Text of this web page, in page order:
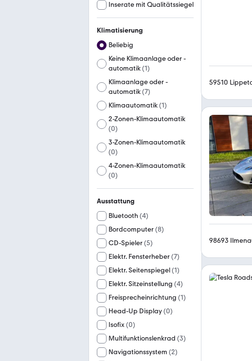
Inserate mit Qualitätssiegel
Klimatisierung
Beliebig
Keine Klimaanlage oder -
automatik(1)
Klimaanlage oder -
automatik(7)
Klimaautomatik(1)
2-Zonen-Klimaautomatik
(0)
3-Zonen-Klimaautomatik
(0)
4-Zonen-Klimaautomatik
(0)
Ausstattung
Bluetooth (4)
Bordcomputer(8)
CD-Spieler(5)
Elektr. Fensterheber(7)
Elektr. Seitenspiegel(1)
Elektr. Sitzeinstellung (4)
Freisprecheinrichtung (1)
Head-Up Display(0)
Isofix(0)
Multifunktionslenkrad (3)
Navigationssystem (2)
59510
98693